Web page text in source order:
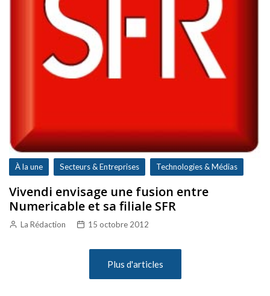
À la une Secteurs & Entreprises Technologies & Médias
Vivendi envisage une fusion entre
Numericable et sa filiale SFR
La Rédaction 15 octobre 2012
Plus d'articles